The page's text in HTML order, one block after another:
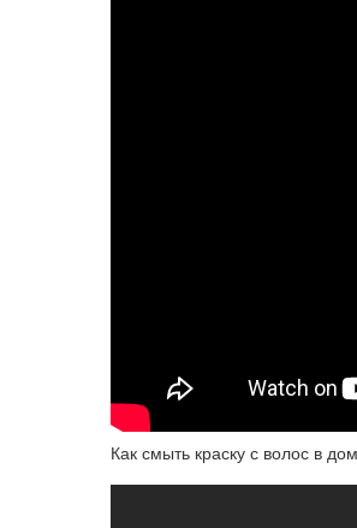
Как смыть краску с волос в